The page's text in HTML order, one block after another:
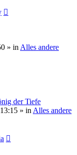
» in Alles andere
der Tiefe
» in Alles andere